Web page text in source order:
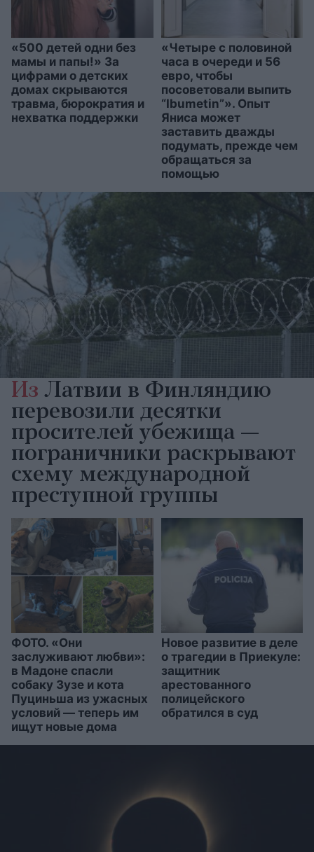
«500 детей одни без
мамы и папы!» За
цифрами о детских
домах скрываются
травма, бюрократия и
нехватка поддержки
«Четыре с половиной
часа в очереди и 56
евро, чтобы
посоветовали выпить
“Ibumetin”». Опыт
Яниса может
заставить дважды
подумать, прежде чем
обращаться за
помощью
Из Латвии в Финляндию
перевозили десятки
просителей убежища —
пограничники раскрывают
схему международной
преступной группы
ФОТО. «Они
заслуживают любви»:
в Мадоне спасли
собаку Зузе и кота
Пуциньша из ужасных
условий — теперь им
ищут новые дома
Новое развитие в деле
о трагедии в Приекуле:
защитник
арестованного
полицейского
обратился в суд